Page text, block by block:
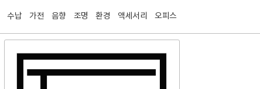
수납 가전 음향 조명 환경 액세서리 오피스